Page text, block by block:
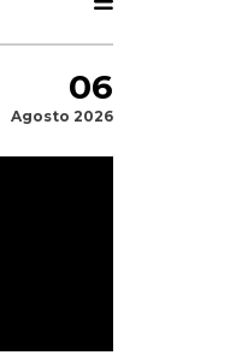
06
Agosto 2026